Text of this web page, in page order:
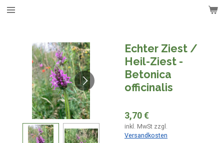
Zum
Echter Ziest /
Heil-Ziest -
Betonica
officinalis
3,70 €
inkl. MwSt zzgl.
Versandkosten